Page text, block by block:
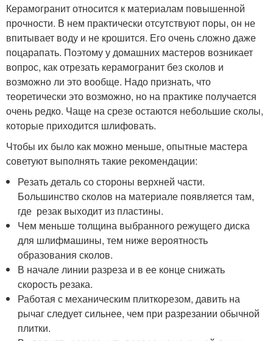
Керамогранит относится к материалам повышенной
прочности. В нем практически отсутствуют поры, он не
впитывает воду и не крошится. Его очень сложно даже
поцарапать. Поэтому у домашних мастеров возникает
вопрос, как отрезать керамогранит без сколов и
возможно ли это вообще. Надо признать, что
теоретически это возможно, но на практике получается
очень редко. Чаще на срезе остаются небольшие сколы,
которые приходится шлифовать.
Чтобы их было как можно меньше, опытные мастера
советуют выполнять такие рекомендации:
Резать деталь со стороны верхней части.
Большинство сколов на материале появляется там,
где резак выходит из пластины.
Чем меньше толщина выбранного режущего диска
для шлифмашины, тем ниже вероятность
образования сколов.
В начале линии разреза и в ее конце снижать
скорость резака.
Работая с механическим плиткорезом, давить на
рычаг следует сильнее, чем при разрезании обычной
плитки.